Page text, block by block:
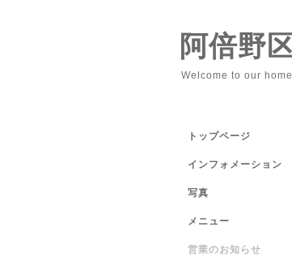
阿倍野
Welcome to our
トップページ
インフォメーション
写真
メニュー
営業のお知らせ